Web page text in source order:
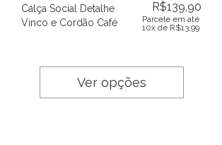
Calça Social Detalhe
Vinco e Cordão Café
R$139,90
Parcele em até
10x de R$13,99
Ver opções